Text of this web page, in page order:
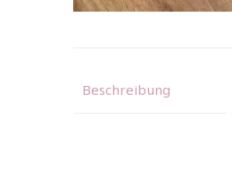
Beschreibung